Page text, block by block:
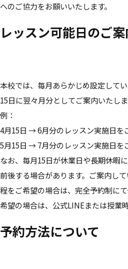
へのご協力をお願いいたします。
レッスン可能日のご
本校では、毎月あらかじめ設定して
15日に翌々月分としてご案内いたしま
例：
4月15日 → 6月分のレッスン実施日を
5月15日 → 7月分のレッスン実施日を
なお、毎月15日が休業日や長期休暇
前後する場合があります。ご案内し
程をご希望の場合は、完全予約制に
希望の場合は、公式LINEまたは授業
予約方法について